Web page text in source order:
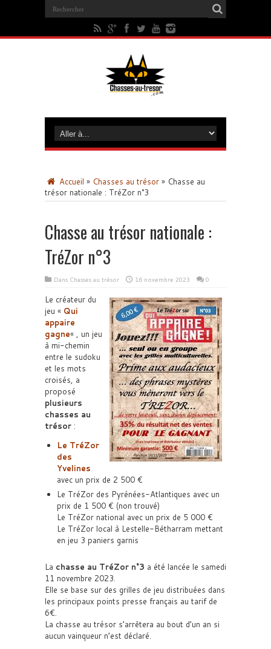
Accueil » Chasses au trésor » Chasse au
trésor nationale : TréZor n°3
Chasse au trésor nationale :
TréZor n°3
Dans Chasses au trésor 16 novembre 2023 0
Le créateur du
jeu « Qui
appaire
gagne« , un jeu
à mi-chemin
entre le sudoku
et les mots
croisés, a
proposé
plusieurs
chasses au
trésor :
Le TréZor
des
Yvelines
avec un prix de 2 500 €
Le TréZor des Pyrénées-Atlantiques avec un
prix de 1 500 € (non trouvé)
Le TréZor national avec un prix de 5 000 €
Le TréZor local à Lestelle-Bétharram mettant
en jeu 3 paniers garnis
La chasse au TréZor n°3 a été lancée le samedi
11 novembre 2023.
Elle se base sur des grilles de jeu distribuées dans
les principaux points presse français au tarif de
6€.
La chasse au trésor s’arrêtera au bout d’un an si
aucun vainqueur n’est déclaré.